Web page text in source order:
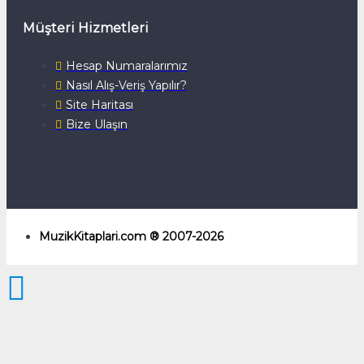
Müşteri Hizmetleri
Hesap Numaralarımız
Nasıl Alış-Veriş Yapılır?
Site Haritası
Bize Ulaşın
MuzikKitaplari.com ® 2007-2026